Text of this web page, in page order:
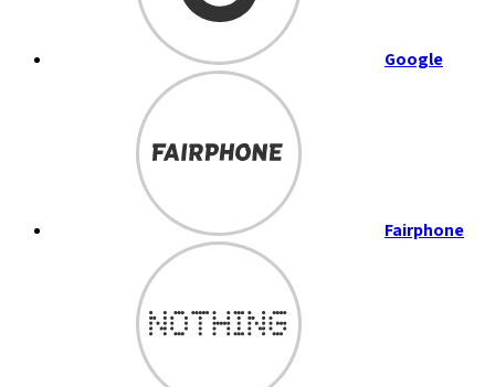
Google
Fairphone